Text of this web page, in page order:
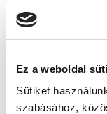
Ez a weboldal
Sütiket
szabásához,
Hiába jöttünk
lövésével 3-2-re